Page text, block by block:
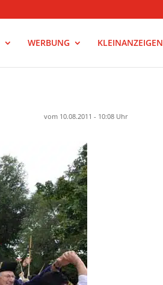
WERBUNG KLEINANZEIGEN
vom 10.08.2011 - 10:08 Uhr